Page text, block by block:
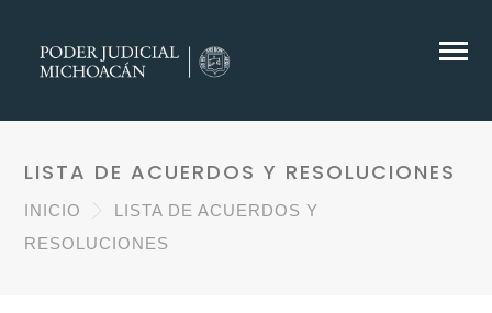
LISTA DE ACUERDOS Y RESOLUCIONES
INICIO
LISTA DE ACUERDOS Y
RESOLUCIONES